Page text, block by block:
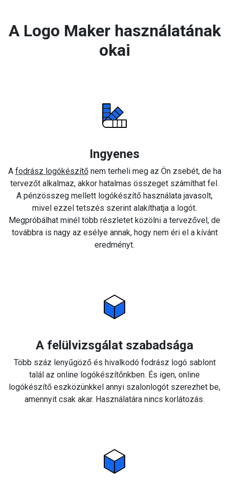
A Logo Maker használatának
okai
Ingyenes
A fodrász logókészítőnem terheli meg az Ön zsebét, de ha
tervezőt alkalmaz, akkor hatalmas összeget számíthat fel.
A pénzösszeg mellett logókészítő használata javasolt,
mivel ezzel tetszés szerint alakíthatja a logót.
Megpróbálhat minél több részletet közölni a tervezővel, de
továbbra is nagy az esélye annak, hogy nem éri el a kívánt
eredményt.
A felülvizsgálat szabadsága
Több száz lenyűgöző és hivalkodó fodrász logó sablont
talál az online logókészítőnkben. És igen, online
logókészítő eszközünkkel annyi szalonlogót szerezhet be,
amennyit csak akar. Használatára nincs korlátozás.